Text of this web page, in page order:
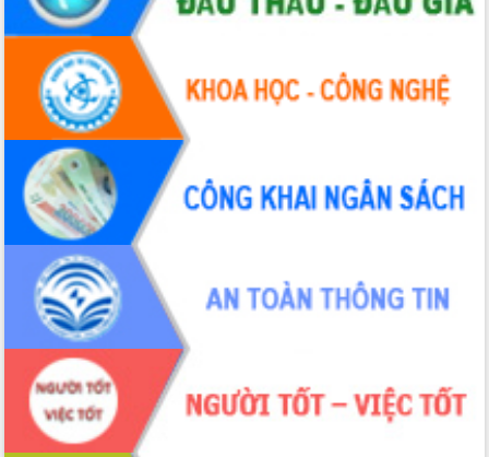
án cao tốc và thăm khu tái định cư tại
Đắk Lắk
Sôi nổi Hội đua ngựa truyền thống Gò
Thì Thùng mừng Xuân Bính Ngọ 2026
Lãnh đạo tỉnh dâng hương tưởng niệm
tại Đập Đồng Cam đầu Xuân Bính Ngọ
Ngành nông nghiệp phấn đấu tăng
trưởng đạt 5,86% trong năm 2026
UBND tỉnh Đắk Lắk triển khai công tác
quốc phòng, quân sự địa phương năm
Đắk Lắk tập trung toàn lực khắc phục
tồn tại IUU, sẵn sàng làm việc với
Đoàn thanh tra EC
Chủ tịch UBND tỉnh Tạ Anh Tuấn thăm,
chúc mừng các bệnh viện nhân Ngày
Thầy thuốc Việt Nam
Rộn ràng lễ hội truyền thống Sông
nước Đà Nông lần thứ I năm 2026